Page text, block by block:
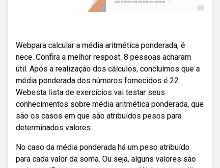
Webpara calcular a média aritmética ponderada, é
nece. Confira a melhor respost. 8 pessoas acharam
útil. Após a realização dos cálculos, concluímos que a
média ponderada dos números fornecidos é 22.
Webesta lista de exercícios vai testar seus
conhecimentos sobre média aritmética ponderada, que
são os casos em que são atribuídos pesos para
determinados valores.
No caso da média ponderada há um peso atribuído
para cada valor da soma. Ou seja, alguns valores são